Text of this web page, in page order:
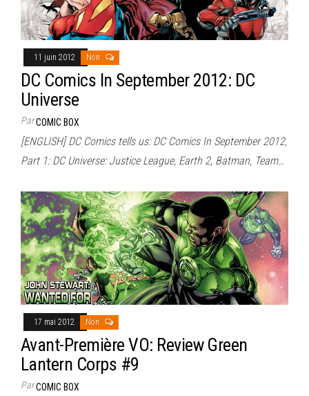
11 juin 2012 Non
DC Comics In September 2012: DC
Universe
ParCOMIC BOX
[ENGLISH] DC Comics tells us: DC Comics In September 2012,
Part 1: DC Universe: Justice League, Earth 2, Batman, Team…
17 mai 2012 Non
Avant-Première VO: Review Green
Lantern Corps #9
ParCOMIC BOX